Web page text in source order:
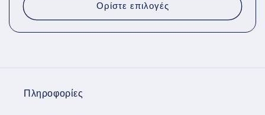
Ορίστε επιλογές
Πληροφορίες